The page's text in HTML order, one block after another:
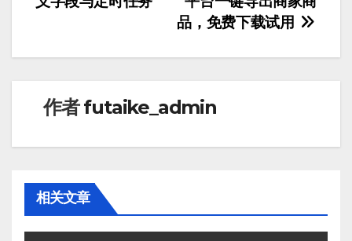
导
品，免费下载试用
作者futaike_admin
相关文章